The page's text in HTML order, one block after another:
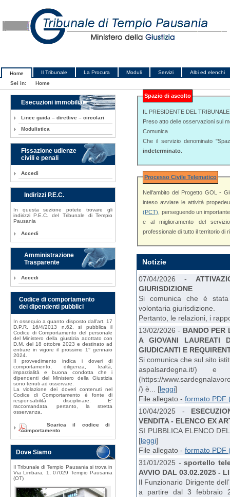
Home Il Tribunale La Procura Moduli Servizi
Albi ed elenchi
Sei in:
Home
Spazio di ascolto
IL PRESIDENTE DEL TRIBUNALE
Preso atto delle osservazioni sul
Comunica
Che il servizio denominato
indeterminato
Processo Civile Telematico
Nell'ambito del Progetto GOL -
inteso avviare le
(PCT) , perseguendo un importante e virtuoso obiettivo volto all'innovazione
e al miglioramento del servizio Giustizia reso
professionale di tutto il territorio di
Notizie
07/04/2026 -
GIURISDIZIONE
Si comunica che è
volontaria giurisdizione.
Pertanto, le relazioni, i
13/02/2026 - BANDO PER
A GIOVANI LAUREATI
GIUDICANTI E
Si comunica che sul sito
aspalsardegna.it/)
(https://
/) è... [leggi]
File allegato - formato PDF
10/04/2025 -
VENDITA - ELENCO EX
SI PUBBLICA ELENCO
[leggi]
File allegato - formato PDF
31/01/2025 -sportello
AVVIO DAL 03.02.2025 -
Il Funzionario Dirigente
a partire dal 3 febbraio
Esecuzioni immobiliari
Linee guida – direttive – circolari
Modulistica
Fissazione udienze
civili e penali
Accedi
Indirizzi P.E.C.
In questa sezione potete trovare gli
indirizzi P.E.C. del Tribunale di Tempio
Pausania
Accedi
Amministrazione
Trasparente
Accedi
Codice di comportamento
dei dipendenti pubblici
In ossequio a quanto disposto dall'art. 17
D.P.R. 16/4/2013 n.62, si pubblica il
Codice di Comportamento del personale
del Ministero della giustizia adottato con
D.M. del 18 ottobre 2023 e destinato ad
entrare in vigore il prossimo 1° gennaio
2024.
Il provvedimento indica i doveri di
comportamento, diligenza, lealtà,
imparzialità e buona condotta che i
dipendenti del Ministero della Giustizia
sono tenuti ad osservare.
La violazione dei doveri contenuti nel
Codice di Comportamento è fonte di
responsabilità disciplinare. E'
raccomandata, pertanto, la stretta
osservanza.
Scarica il codice di
comportamento
Dove Siamo
Il Tribunale di Tempio Pausania si trova in
Via Limbara, 1, 07029 Tempio Pausania
(OT)